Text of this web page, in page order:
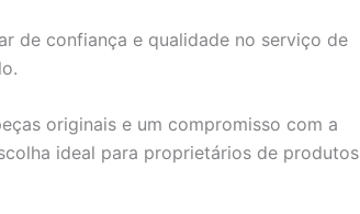
de confiança e qualidade no serviço de
originais e um compromisso com a
ideal para proprietários de produtos